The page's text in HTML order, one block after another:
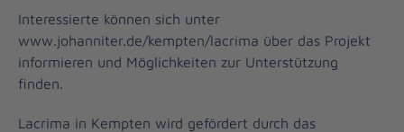
Interessierte können sich unter
www.johanniter.de/kempten/lacrima über das Projekt
informieren und Möglichkeiten zur Unterstützung
finden.
Lacrima in Kempten wird gefördert durch das